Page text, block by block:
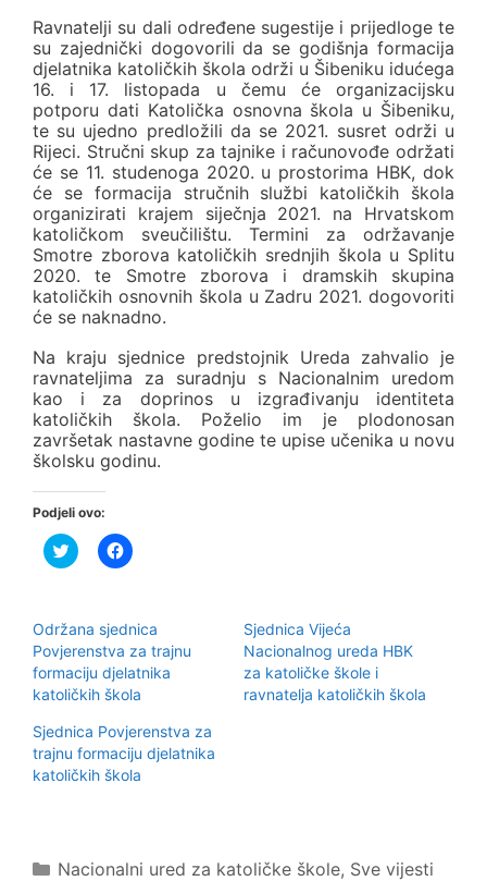
Ravnatelji su dali određene sugestije i prijedloge te
su zajednički dogovorili da se godišnja formacija
djelatnika katoličkih škola održi u Šibeniku idućega
16. i 17. listopada u čemu će organizacijsku
potporu dati Katolička osnovna škola u Šibeniku,
te su ujedno predložili da se 2021. susret održi u
Rijeci. Stručni skup za tajnike i računovođe održati
će se 11. studenoga 2020. u prostorima HBK, dok
će se formacija stručnih službi katoličkih škola
organizirati krajem siječnja 2021. na Hrvatskom
katoličkom sveučilištu. Termini za održavanje
Smotre zborova katoličkih srednjih škola u Splitu
2020. te Smotre zborova i dramskih skupina
katoličkih osnovnih škola u Zadru 2021. dogovoriti
će se naknadno.
Na kraju sjednice predstojnik Ureda zahvalio je
ravnateljima za suradnju s Nacionalnim uredom
kao i za doprinos u izgrađivanju identiteta
katoličkih škola. Poželio im je plodonosan
završetak nastavne godine te upise učenika u novu
školsku godinu.
Podjeli ovo:
P
o
l
i
n
a
T
w
t
e
r
u
r
K
l
p
o
d
i
j
e
i
t
e
n
b
o
Održana sjednica
Povjerenstva za trajnu
formaciju djelatnika
katoličkih škola
Sjednica Vijeća
Nacionalnog ureda HBK
za katoličke škole i
ravnatelja katoličkih škola
Sjednica Povjerenstva za
trajnu formaciju djelatnika
katoličkih škola
Kategorije
Nacionalni ured za katoličke škole, Sve vijesti